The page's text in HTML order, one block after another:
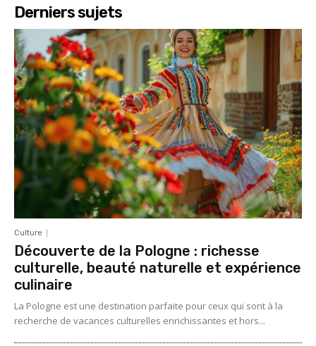
Derniers sujets
Culture
Découverte de la Pologne : richesse
culturelle, beauté naturelle et expérience
culinaire
La Pologne est une destination parfaite pour ceux qui sont à la
recherche de vacances culturelles enrichissantes et hors...